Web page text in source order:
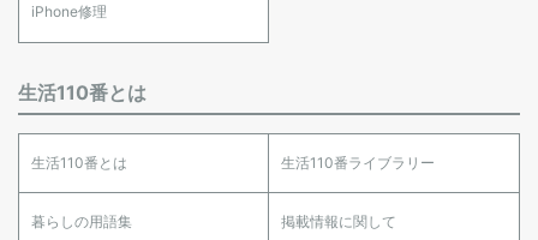
iPhone修理
生活110番とは
生活110番とは 生活110番ライブラリー
暮らしの用語集 掲載情報に関して